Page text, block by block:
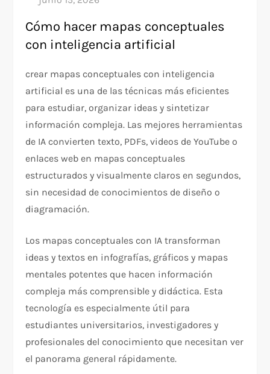
Cómo hacer mapas conceptuales
con inteligencia artificial
crear mapas conceptuales con inteligencia
artificial es una de las técnicas más eficientes
para estudiar, organizar ideas y sintetizar
información compleja. Las mejores herramientas
de IA convierten texto, PDFs, videos de YouTube o
enlaces web en mapas conceptuales
estructurados y visualmente claros en segundos,
sin necesidad de conocimientos de diseño o
diagramación.
Los mapas conceptuales con IA transforman
ideas y textos en infografías, gráficos y mapas
mentales potentes que hacen información
compleja más comprensible y didáctica. Esta
tecnología es especialmente útil para
estudiantes universitarios, investigadores y
profesionales del conocimiento que necesitan ver
el panorama general rápidamente.